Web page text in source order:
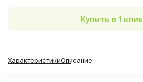
Купить в 1 клик
ХарактеристикиОписание